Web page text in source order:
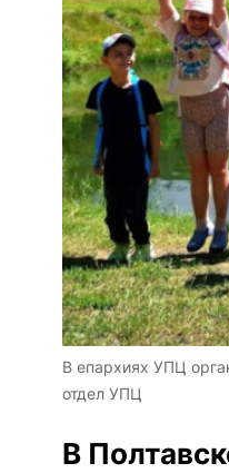
В епархиях УПЦ
отдел УПЦ
В